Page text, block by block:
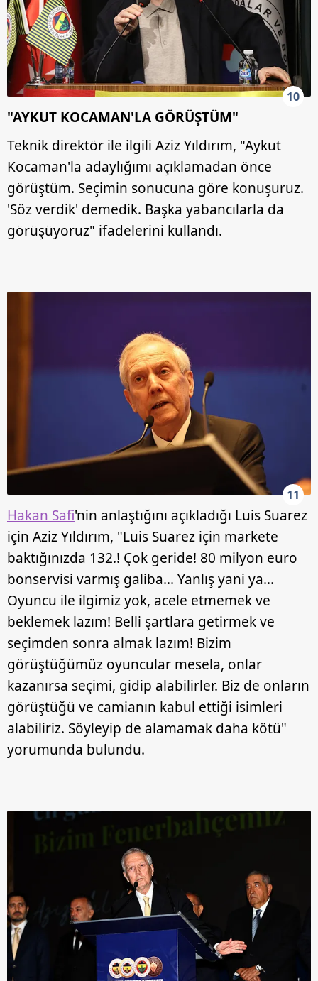
10
"AYKUT KOCAMAN'LA GÖRÜŞTÜM"
Teknik direktör ile ilgili Aziz Yıldırım, "Aykut
Kocaman'la adaylığımı açıklamadan önce
görüştüm. Seçimin sonucuna göre konuşuruz.
'Söz verdik' demedik. Başka yabancılarla da
görüşüyoruz" ifadelerini kullandı.
11
Hakan Safi'nin anlaştığını açıkladığı Luis Suarez
için Aziz Yıldırım, "Luis Suarez için markete
baktığınızda 132.! Çok geride! 80 milyon euro
bonservisi varmış galiba... Yanlış yani ya...
Oyuncu ile ilgimiz yok, acele etmemek ve
beklemek lazım! Belli şartlara getirmek ve
seçimden sonra almak lazım! Bizim
görüştüğümüz oyuncular mesela, onlar
kazanırsa seçimi, gidip alabilirler. Biz de onların
görüştüğü ve camianın kabul ettiği isimleri
alabiliriz. Söyleyip de alamamak daha kötü"
yorumunda bulundu.